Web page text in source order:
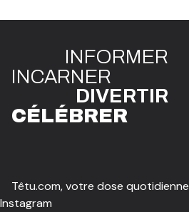
INFORMER
INCARNER
DIVERTIR
CÉLÉBRER
Têtu.com, votre dose quotidienne
Instagram